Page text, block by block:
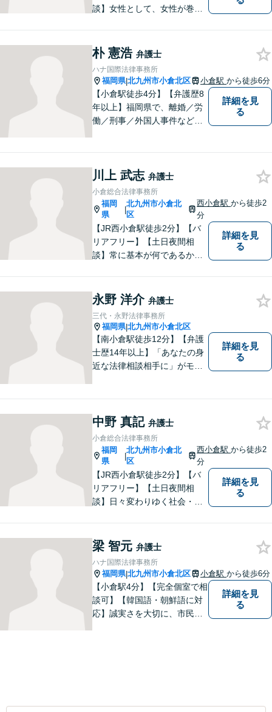
談】女性として、女性が巻き
極的に対応しております。男
性弁護士には相談しづらいと
いう女性の方もお気軽にご相
談下さい。
朴 憲浩 弁護士
ハナ国際法律事務所
福岡県|北九州市小倉北区 小倉駅 から徒歩6分
【小倉駅徒歩4分】【弁護歴8
年以上】福岡県で、離婚／労
働／刑事／外国人事件などに
会話のキャッチボールを積み
重ねながら解決へと動いてま
いります。【韓国語対応可】
詳細を見
る
川上 武志 弁護士
小倉総合法律事務所
福岡
県
|
北九州市小倉北
区
西小倉駅から徒歩2
分
【JR西小倉駅徒歩2分】【バ
リアフリー】【土日夜間相
談】常に基本が何であるかを
ことを忘れずに日々研鑽に努
めてまいりたいと考えており
ます。お気軽にご相談くださ
い。
詳細を見
る
永野 洋介 弁護士
三代・永野法律事務所
福岡県|北九州市小倉北区
【南小倉駅徒歩12分】【弁護
士歴14年以上】「あなたの身
近な法律相談相手に」がモッ
える問題に注力しております
ので、お気軽にご相談くださ
いませ。【駐車場あり】
詳細を見
る
中野 真記 弁護士
小倉総合法律事務所
福岡
県
|
北九州市小倉北
区
西小倉駅から徒歩2
分
【JR西小倉駅徒歩2分】【バ
リアフリー】【土日夜間相
談】日々変わりゆく社会・法
だける良質なリーガルサービ
スを提供できるよう日々研鑽
に努めてまいります。お気軽
にご相談ください。
詳細を見
る
梁 智元 弁護士
ハナ国際法律事務所
福岡県|北九州市小倉北区 小倉駅 から徒歩6分
【小倉駅4分】【完全個室で相
談可】【韓国語・朝鮮語に対
応】誠実さを大切に、市民に
詳細を見
る